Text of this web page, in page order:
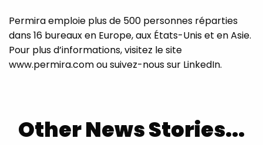
Permira emploie plus de 500 personnes réparties
dans 16 bureaux en Europe, aux États-Unis et en Asie.
Pour plus d’informations, visitez le site
www.permira.com ou suivez-nous sur LinkedIn.
Other News Stories...